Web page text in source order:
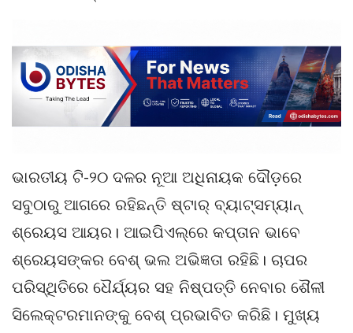
ଭାରତୀୟ ଟି-୨୦ ଦଳର ନୂଆ ଅଧିନାୟକ ଦୌଡ଼ରେ
ସବୁଠାରୁ ଆଗରେ ରହିଛନ୍ତି ଷ୍ଟାର୍ ବ୍ୟାଟ୍ସମ୍ୟାନ୍
ଶ୍ରେୟସ ଆୟର। ଆଇପିଏଲ୍‌ରେ କପ୍ତାନ ଭାବେ
ଶ୍ରେୟସଙ୍କର ବେଶ୍ ଭଲ ଅଭିଜ୍ଞତା ରହିଛି। ଚାପର
ପରିସ୍ଥିତିରେ ଧୈର୍ଯ୍ୟର ସହ ନିଷ୍ପତ୍ତି ନେବାର ଶୈଳୀ
ସିଲେକ୍ଟରମାନଙ୍କୁ ବେଶ୍ ପ୍ରଭାବିତ କରିଛି। ମୁଖ୍ୟ